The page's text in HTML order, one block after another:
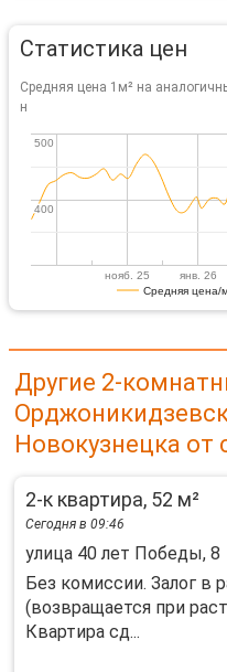
Статистика цен
Средняя цена 1м² на
н
Средняя цена/
нояб. 25 янв. 26
400
400
500
500
Другие 2-
Новокузнецка от
2-к квартира, 52 м²
Сегодня в 09:46
улица 40 лет Победы, 8
Без комиссии. Залог в
(возвращается при
Квартира сд...